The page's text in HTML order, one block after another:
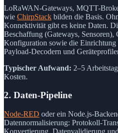
LoRaWAN-Gateways, MQTT-
wie ChirpStack bilden die Basis.
Konnektivität gibt es keine Daten.
Beschaffung (Gateways,
Konfiguration sowie die Einrichtung
Payload-Decodern und
Typischer Aufwand: 2–5
Kosten.
2. Daten-Pipeline
Node-RED oder ein Node.js-
Datennormalisierung: Protokoll-